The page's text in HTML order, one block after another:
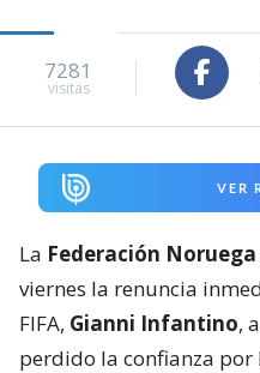
7281
visitas
VER
La Federación
viernes la renuncia
FIFA, Gianni Infantino,
perdido la confianza por